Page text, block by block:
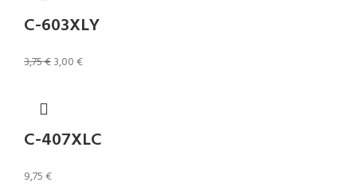
C-603XLY
3,75€3,00€
C-407XLC
9,75€